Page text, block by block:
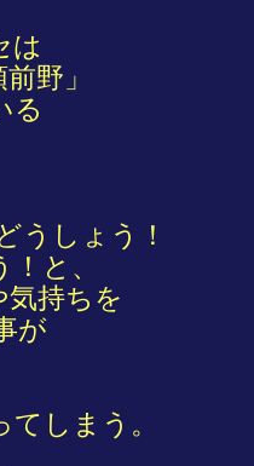
は
野」
る
うしょう！
と、
気持ちを
が
しまう。